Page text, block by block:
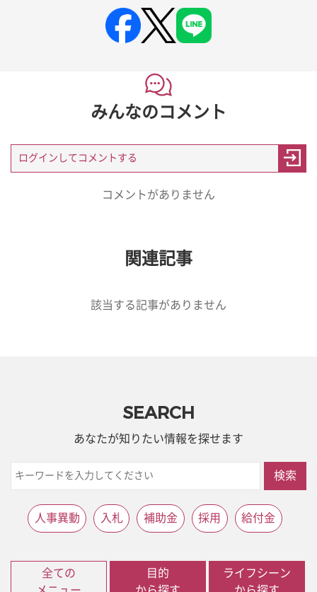
みんなのコメント
コメントがありません
関連記事
該当する記事がありません
SEARCH
あなたが知りたい情報を探せます
検索
人事異動 入札 補助金 採用 給付金
全ての
目的
ライフシーン